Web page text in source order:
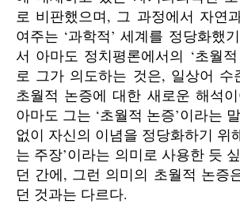
로 비판했으며, 그 과정에서 자연
여주는 ‘과학적’ 세계를 정당화했
서 아마도 정치평론에서의 ‘초월
로 그가 의도하는 것은, 일상어 수
초월적 논증에 대한 새로운 해석
아마도 그는 ‘초월적 논증’이라는
없이 자신의 이념을 정당화하기 위
는 주장’이라는 의미로 사용한 듯
던 간에, 그런 의미의 초월적 논증
던 것과는 다르다.